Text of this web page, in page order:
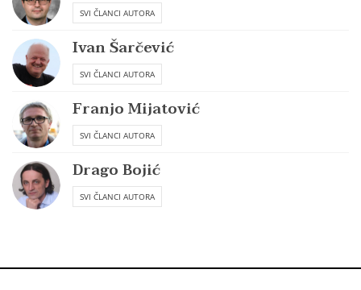
SVI ČLANCI AUTORA
Ivan Šarčević
SVI ČLANCI AUTORA
Franjo Mijatović
SVI ČLANCI AUTORA
Drago Bojić
SVI ČLANCI AUTORA